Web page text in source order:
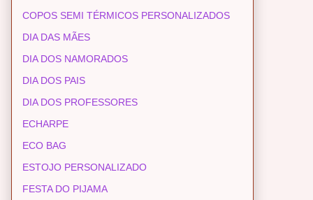
COPOS SEMI TÉRMICOS PERSONALIZADOS
DIA DAS MÃES
DIA DOS NAMORADOS
DIA DOS PAIS
DIA DOS PROFESSORES
ECHARPE
ECO BAG
ESTOJO PERSONALIZADO
FESTA DO PIJAMA